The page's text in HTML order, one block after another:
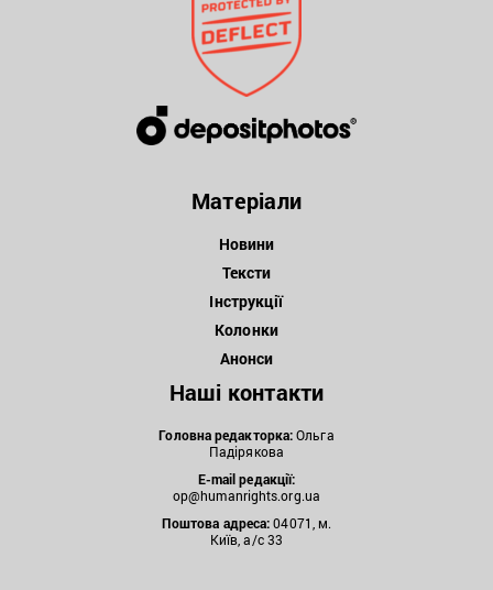
Матеріали
Новини
Тексти
Інструкції
Колонки
Анонси
Наші контакти
Головна редакторка:Ольга
Падірякова
E-mail редакції:
op@humanrights.org.ua
Поштова адреса:04071, м.
Київ, а/с 33